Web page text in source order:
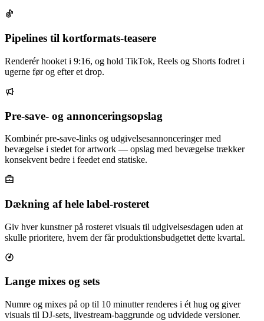
Pipelines til kortformats-teasere
Renderér hooket i 9:16, og hold TikTok, Reels og Shorts fodret i
ugerne før og efter et drop.
Pre-save- og annonceringsopslag
Kombinér pre-save-links og udgivelsesannonceringer med
bevægelse i stedet for artwork — opslag med bevægelse trækker
konsekvent bedre i feedet end statiske.
Dækning af hele label-rosteret
Giv hver kunstner på rosteret visuals til udgivelsesdagen uden at
skulle prioritere, hvem der får produktionsbudgettet dette kvartal.
Lange mixes og sets
Numre og mixes på op til 10 minutter renderes i ét hug og giver
visuals til DJ-sets, livestream-baggrunde og udvidede versioner.